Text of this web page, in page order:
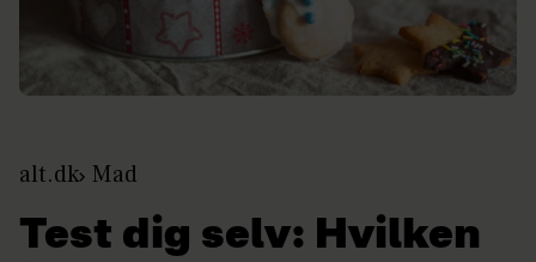
alt.dk Mad
Test dig selv: Hvilken